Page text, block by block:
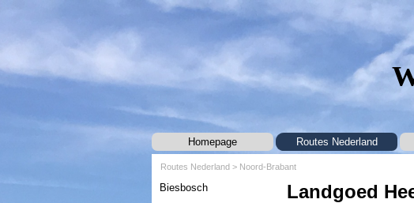
Homepage Routes Nederland
Routes Nederland > Noord-Brabant
Biesbosch
Landgoed